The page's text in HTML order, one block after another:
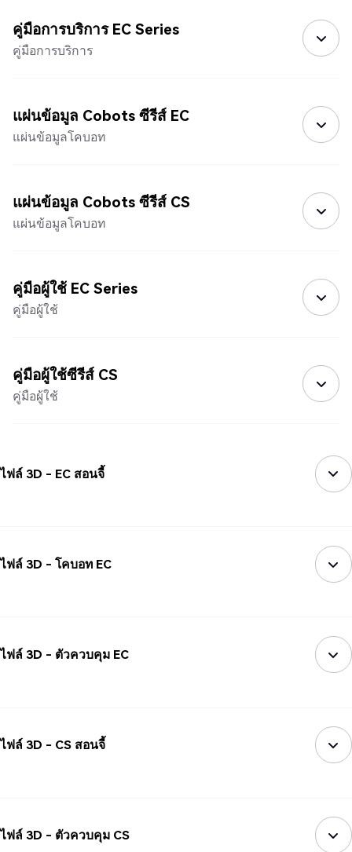
คู่มือการบริการ EC Series
คู่มือการบริการ
แผ่นข้อมูล Cobots ซีรีส์ EC
แผ่นข้อมูลโคบอท
แผ่นข้อมูล Cobots ซีรีส์ CS
แผ่นข้อมูลโคบอท
คู่มือผู้ใช้ EC Series
คู่มือผู้ใช้
คู่มือผู้ใช้ซีรีส์ CS
คู่มือผู้ใช้
ไฟล์ 3D - EC สอนจี้
ไฟล์ 3D - โคบอท EC
ไฟล์ 3D - ตัวควบคุม EC
ไฟล์ 3D - CS สอนจี้
ไฟล์ 3D - ตัวควบคุม CS